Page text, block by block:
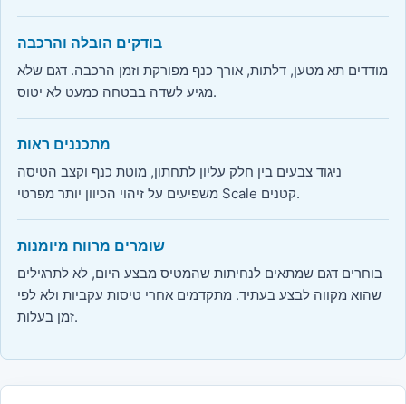
בודקים הובלה והרכבה
מודדים תא מטען, דלתות, אורך כנף מפורקת וזמן הרכבה. דגם שלא
מגיע לשדה בבטחה כמעט לא יטוס.
מתכננים ראות
ניגוד צבעים בין חלק עליון לתחתון, מוטת כנף וקצב הטיסה
משפיעים על זיהוי הכיוון יותר מפרטי Scale קטנים.
שומרים מרווח מיומנות
בוחרים דגם שמתאים לנחיתות שהמטיס מבצע היום, לא לתרגילים
שהוא מקווה לבצע בעתיד. מתקדמים אחרי טיסות עקביות ולא לפי
זמן בעלות.